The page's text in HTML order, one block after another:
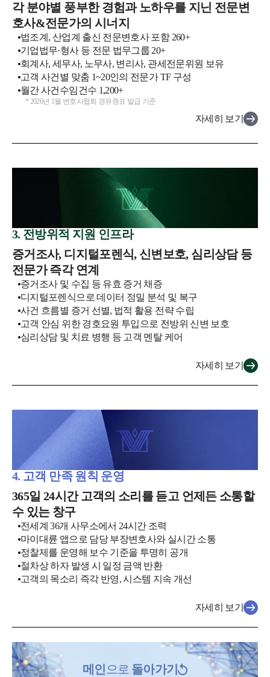
각 분야별 풍부한 경험과 노하우를 지닌 전문변
호사&전문가의 시너지
법조계, 산업계 출신 전문변호사 포함 260+
기업법무·형사 등 전문 법무그룹 20+
회계사, 세무사, 노무사, 변리사, 관세전문위원 보유
고객 사건별 맞춤 1~20인의 전문가 TF 구성
월간 사건수임건수 1,200+
* 2026년 1월 변호사협회 경유증표 발급 기준
자세히 보기
3. 전방위적 지원 인프라
증거조사, 디지털포렌식, 신변보호, 심리상담 등
전문가 즉각 연계
증거조사 및 수집 등 유효 증거 채증
디지털포렌식으로 데이터 정밀 분석 및 복구
사건 흐름별 증거 선별, 법적 활용 전략 수립
고객 안심 위한 경호요원 투입으로 전방위 신변 보호
심리상담 및 치료 병행 등 고객 멘탈 케어
자세히 보기
4. 고객 만족 원칙 운영
365일 24시간 고객의 소리를 듣고 언제든 소통할
수 있는 창구
전세계 36개 사무소에서 24시간 조력
마이대륜 앱으로 담당 부장변호사와 실시간 소통
정찰제를 운영해 보수 기준을 투명히 공개
절차상 하자 발생 시 일정 금액 반환
고객의 목소리 즉각 반영, 시스템 지속 개선
자세히 보기
메인 으로 돌아가기